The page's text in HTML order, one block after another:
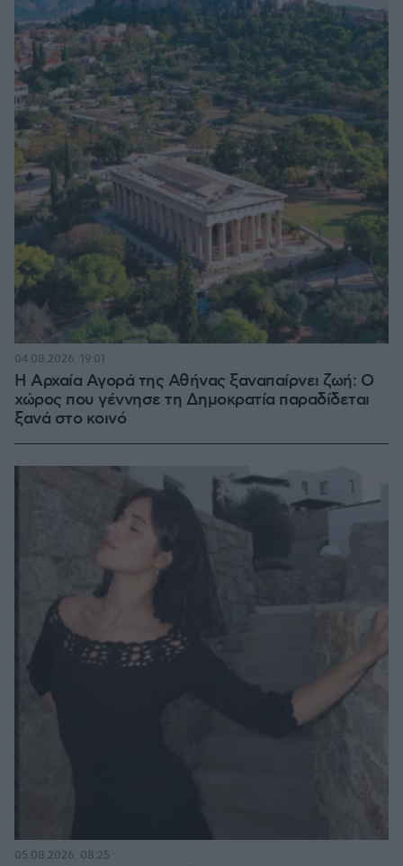
Η Αρχαία Αγορά της Αθήνας ξαναπαίρνει ζωή: Ο
χώρος που γέννησε τη Δημοκρατία παραδίδεται
ξανά στο κοινό
04.08.2026, 19:01
05.08.2026, 08:25